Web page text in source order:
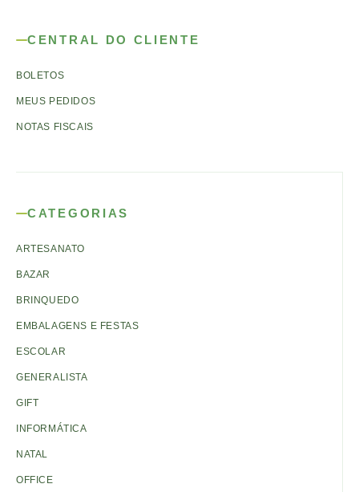
CENTRAL DO CLIENTE
BOLETOS
MEUS PEDIDOS
NOTAS FISCAIS
CATEGORIAS
ARTESANATO
BAZAR
BRINQUEDO
EMBALAGENS E FESTAS
ESCOLAR
GENERALISTA
GIFT
INFORMÁTICA
NATAL
OFFICE